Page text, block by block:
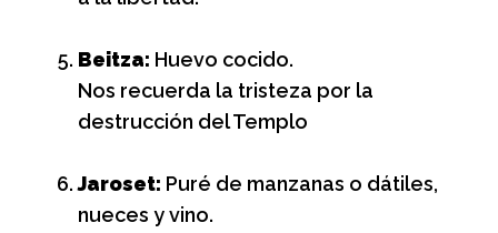
Beitza: Huevo cocido.
Nos recuerda la tristeza por la
destrucción del Templo
Jaroset: Puré de manzanas o dátiles,
nueces y vino.